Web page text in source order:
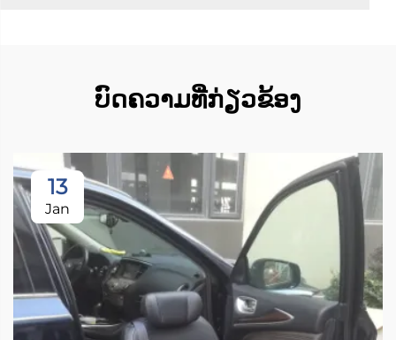
ບົດຄວາມທີ່ກ່ຽວຂ້ອງ
13
Jan